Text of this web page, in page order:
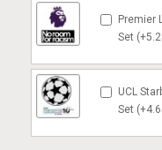
Premier
Set
UCL
Set